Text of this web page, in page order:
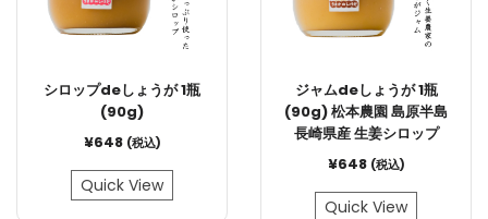
シロップdeしょうが 1瓶
(90g)
¥648 (税込)
Quick View
ジャムdeしょうが 1瓶
(90g) 松本農園 島原半島
長崎県産 生姜シロップ
¥648 (税込)
Quick View